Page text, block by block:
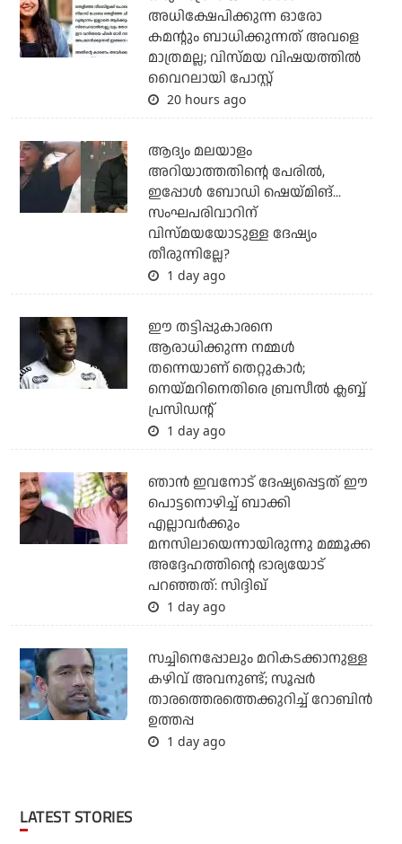
അധിക്ഷേപിക്കുന്ന ഓരോ
കമന്റും ബാധിക്കുന്നത് അവളെ
മാത്രമല്ല; വിസ്മയ വിഷയത്തില്‍
വൈറലായി പോസ്റ്റ്
20 hours ago
ആദ്യം മലയാളം
അറിയാത്തതിന്റെ പേരില്‍,
ഇപ്പോള്‍ ബോഡി ഷെയ്മിങ്...
സംഘപരിവാറിന്
വിസ്മയയോടുള്ള ദേഷ്യം
തീരുന്നില്ലേ?
1 day ago
ഈ തട്ടിപ്പുകാരനെ
ആരാധിക്കുന്ന നമ്മള്‍
തന്നെയാണ് തെറ്റുകാര്‍;
നെയ്മറിനെതിരെ ബ്രസീല്‍ ക്ലബ്ബ്
പ്രസിഡന്റ്
1 day ago
ഞാന്‍ ഇവനോട് ദേഷ്യപ്പെട്ടത് ഈ
പൊട്ടനൊഴിച്ച് ബാക്കി
എല്ലാവര്‍ക്കും
മനസിലായെന്നായിരുന്നു മമ്മൂക്ക
അദ്ദേഹത്തിന്റെ ഭാര്യയോട്
പറഞ്ഞത്: സിദ്ദിഖ്
1 day ago
സച്ചിനെപ്പോലും മറികടക്കാനുള്ള
കഴിവ് അവനുണ്ട്; സൂപ്പര്‍
താരത്തെരത്തെക്കുറിച്ച് റോബിന്‍
ഉത്തപ്പ
1 day ago
LATEST STORIES